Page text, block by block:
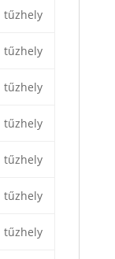
tűzhely
tűzhely
tűzhely
tűzhely
tűzhely
tűzhely
tűzhely